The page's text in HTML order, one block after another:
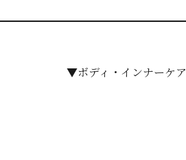
▼ボディ・インナーケア